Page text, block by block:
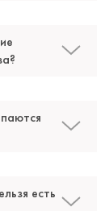
есть